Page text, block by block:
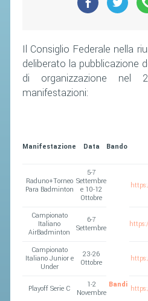
Il Consiglio Federale nella
deliberato la pubblicazione
di organizzazione nel
manifestazioni:
Manifestazione Data Bando
Raduno+Torneo
Para Badminton
5-7
Settembre
e 10-12
Ottobre
Bandi
Campionato
Italiano
AirBadminton
6-7
Settembre
Campionato
Italiano Junior e
Under
23-26
Ottobre
Playoff Serie C
1-2
Novembre